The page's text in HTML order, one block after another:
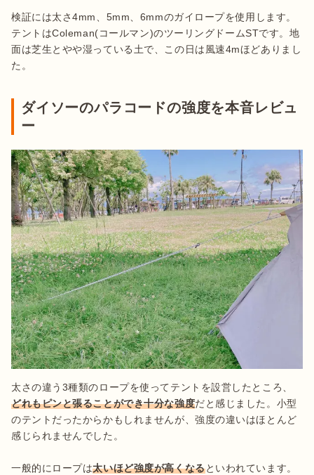
検証には太さ4mm、5mm、6mmのガイロープを使用します。
テントはColeman(コールマン)のツーリングドームSTです。地
面は芝生とやや湿っている土で、この日は風速4mほどありまし
た。
ダイソーのパラコードの強度を本音レビュ
ー
太さの違う3種類のロープを使ってテントを設営したところ、
どれもピンと張ることができ十分な強度だと感じました。小型
のテントだったからかもしれませんが、強度の違いはほとんど
感じられませんでした。
一般的にロープは太いほど強度が高くなるといわれています。